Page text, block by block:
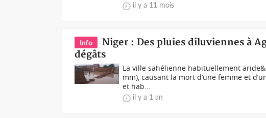
il y a 11 mois
Info
Niger : Des pluies diluviennes à
dégâts
La ville sahélienne habituellement
mm), causant la mort d’une femme et
et hab...
il y a 1 an